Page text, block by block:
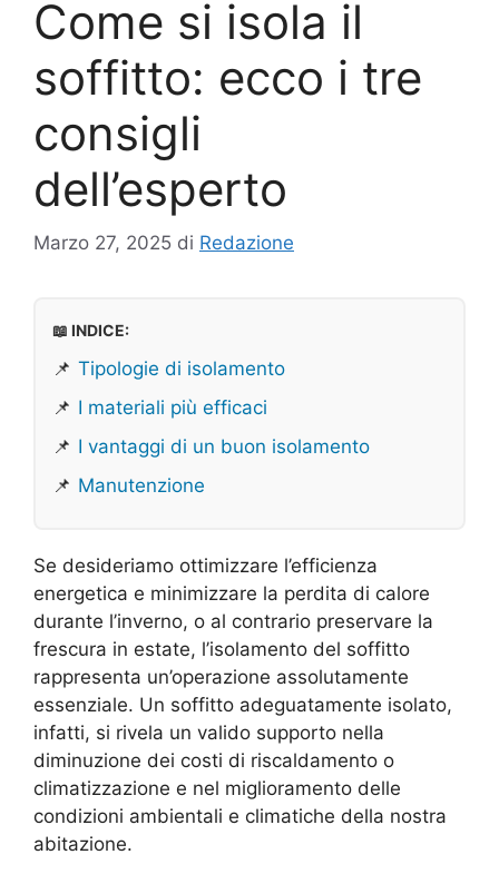
Come si isola il
soffitto: ecco i tre
consigli
dell’esperto
Marzo 27, 2025 di Redazione
📖 INDICE:
📌 Tipologie di isolamento
📌 I materiali più efficaci
📌 I vantaggi di un buon isolamento
📌 Manutenzione
Se desideriamo ottimizzare l’efficienza
energetica e minimizzare la perdita di calore
durante l’inverno, o al contrario preservare la
frescura in estate, l’isolamento del soffitto
rappresenta un’operazione assolutamente
essenziale. Un soffitto adeguatamente isolato,
infatti, si rivela un valido supporto nella
diminuzione dei costi di riscaldamento o
climatizzazione e nel miglioramento delle
condizioni ambientali e climatiche della nostra
abitazione.